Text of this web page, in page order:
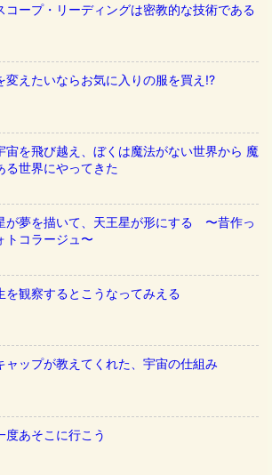
コープ・リーディングは密教的な技術である
変えたいならお気に入りの服を買え!?
宙を飛び越え、ぼくは魔法がない世界から 魔
る世界にやってきた
が夢を描いて、天王星が形にする 〜昔作っ
トコラージュ〜
を観察するとこうなってみえる
ャップが教えてくれた、宇宙の仕組み
度あそこに行こう